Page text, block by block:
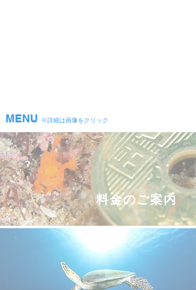
MENU ※詳細は画像をクリック
料金のご案内